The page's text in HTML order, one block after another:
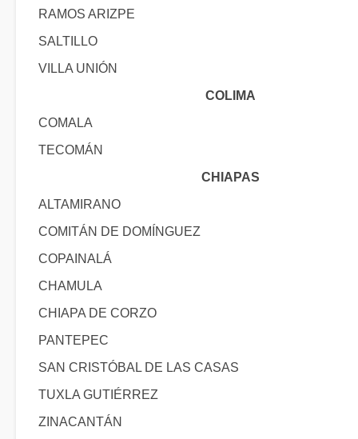
RAMOS ARIZPE
SALTILLO
VILLA UNIÓN
COLIMA
COMALA
TECOMÁN
CHIAPAS
ALTAMIRANO
COMITÁN DE DOMÍNGUEZ
COPAINALÁ
CHAMULA
CHIAPA DE CORZO
PANTEPEC
SAN CRISTÓBAL DE LAS CASAS
TUXLA GUTIÉRREZ
ZINACANTÁN